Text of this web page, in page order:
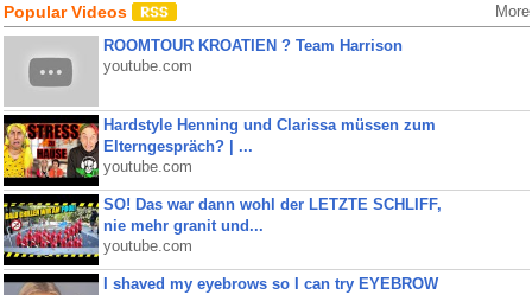
Popular Videos More
ROOMTOUR KROATIEN ? Team Harrison
youtube.com
Hardstyle Henning und Clarissa müssen zum
Elterngespräch? | ...
youtube.com
SO! Das war dann wohl der LETZTE SCHLIFF,
nie mehr granit und...
youtube.com
I shaved my eyebrows so I can try EYEBROW